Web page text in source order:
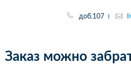
доб.107
Заказ можно